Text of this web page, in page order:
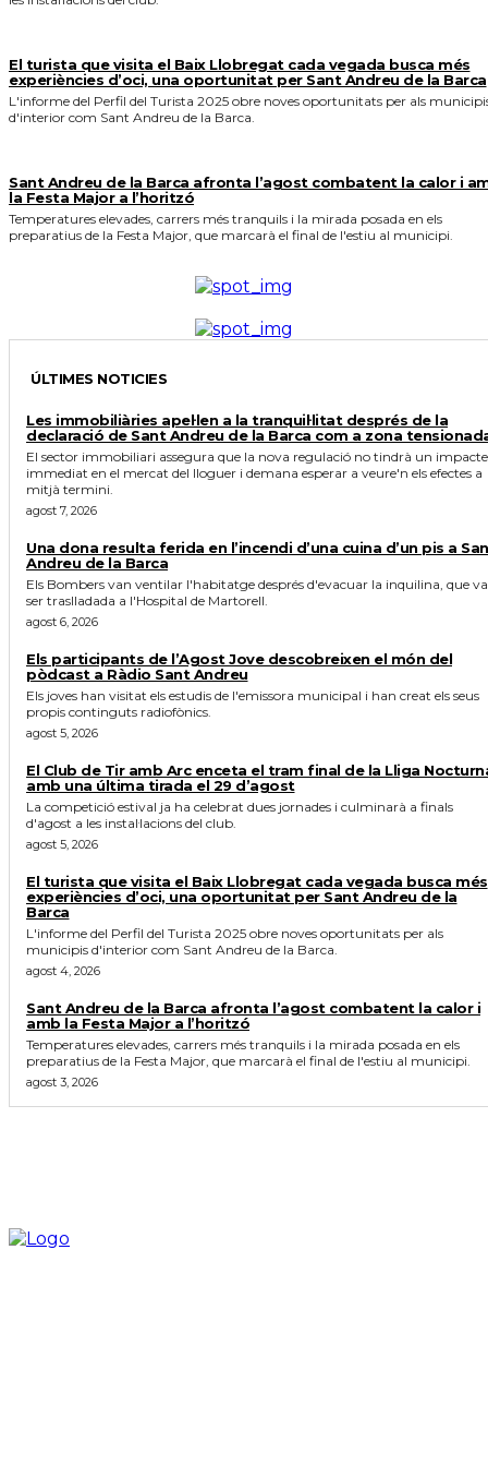
El turista que visita el Baix Llobregat cada vegada busca més
experiències d’oci, una oportunitat per Sant Andreu de la Barca
L'informe del Perfil del Turista 2025 obre noves oportunitats per als
d'interior com Sant Andreu de la Barca.
Sant Andreu de la Barca afronta l’agost combatent la calor i
la Festa Major a l’horitzó
Temperatures elevades, carrers més tranquils i la mirada posada en els
preparatius de la Festa Major, que marcarà el final de l'estiu al municipi.
ÚLTIMES NOTICIES
Les immobiliàries apel·len a la tranquil·litat després de la
declaració de Sant Andreu de la Barca com a zona
El sector immobiliari assegura que la nova regulació no tindrà un impacte
immediat en el mercat del lloguer i demana esperar a veure'n els efectes a
mitjà termini.
agost 7, 2026
Una dona resulta ferida en l’incendi d’una cuina d’un pis a
Andreu de la Barca
Els Bombers van ventilar l'habitatge després d'evacuar la inquilina, que va
ser traslladada a l'Hospital de Martorell.
agost 6, 2026
Els participants de l’Agost Jove descobreixen el món del
pòdcast a Ràdio Sant Andreu
Els joves han visitat els estudis de l'emissora municipal i han creat els seus
propis continguts radiofònics.
agost 5, 2026
El Club de Tir amb Arc enceta el tram final de la Lliga
amb una última tirada el 29 d’agost
La competició estival ja ha celebrat dues jornades i culminarà a finals
d'agost a les instal·lacions del club.
agost 5, 2026
El turista que visita el Baix Llobregat cada vegada busca més
experiències d’oci, una oportunitat per Sant Andreu de la
Barca
L'informe del Perfil del Turista 2025 obre noves oportunitats per als
municipis d'interior com Sant Andreu de la Barca.
agost 4, 2026
Sant Andreu de la Barca afronta l’agost combatent la calor i
amb la Festa Major a l’horitzó
Temperatures elevades, carrers més tranquils i la mirada posada en els
preparatius de la Festa Major, que marcarà el final de l'estiu al municipi.
agost 3, 2026